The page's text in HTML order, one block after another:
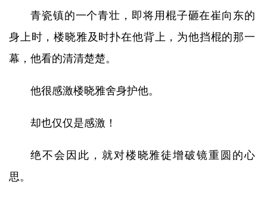
青瓷镇的一个青壮，即将用棍子砸在崔向东的
身上时，楼晓雅及时扑在他背上，为他挡棍的那一
幕，他看的清清楚楚。
他很感激楼晓雅舍身护他。
却也仅仅是感激！
绝不会因此，就对楼晓雅徒增破镜重圆的心
思。